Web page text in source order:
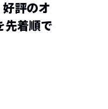
好評のオ
先着順で